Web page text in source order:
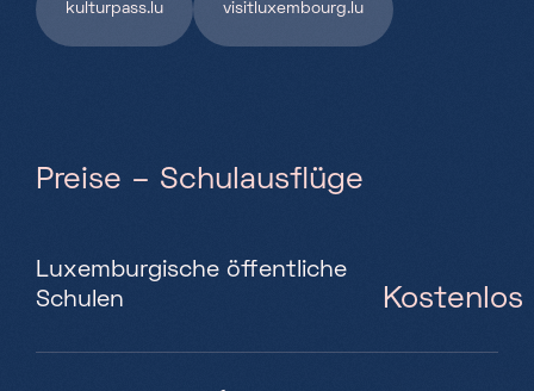
kulturpass.lu visitluxembourg.lu
Preise – Schulausflüge
Luxemburgische öffentliche
Schulen
Kostenlos